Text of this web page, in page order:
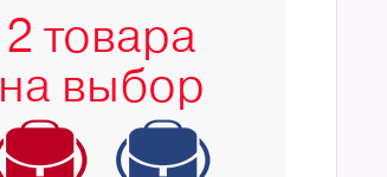
2 товара
на выбор